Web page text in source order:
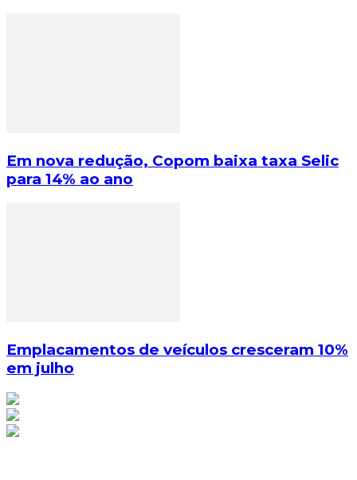
Em nova redução, Copom baixa taxa Selic
para 14% ao ano
Emplacamentos de veículos cresceram 10%
em julho